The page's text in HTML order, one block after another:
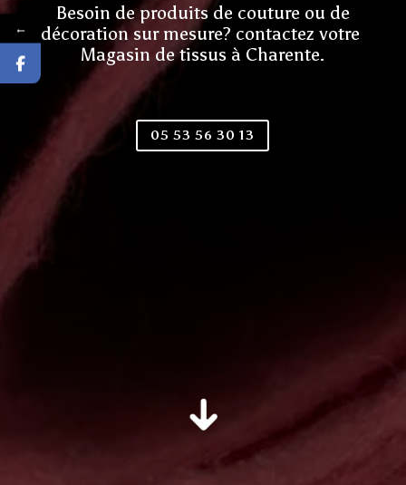
Besoin de produits de couture ou de
décoration sur mesure? contactez votre
Magasin de tissus à Charente.
05 53 56 30 13
←